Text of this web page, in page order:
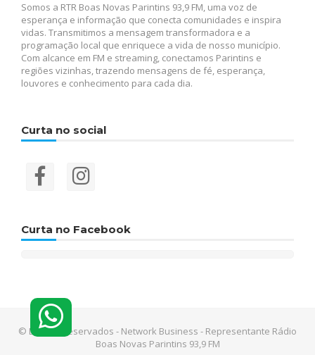
Somos a RTR Boas Novas Parintins 93,9 FM, uma voz de
esperança e informação que conecta comunidades e inspira
vidas. Transmitimos a mensagem transformadora e a
programação local que enriquece a vida de nosso município.
Com alcance em FM e streaming, conectamos Parintins e
regiões vizinhas, trazendo mensagens de fé, esperança,
louvores e conhecimento para cada dia.
Curta no social
Curta no Facebook
© Direitos reservados - Network Business - Representante Rádio
Boas Novas Parintins 93,9 FM